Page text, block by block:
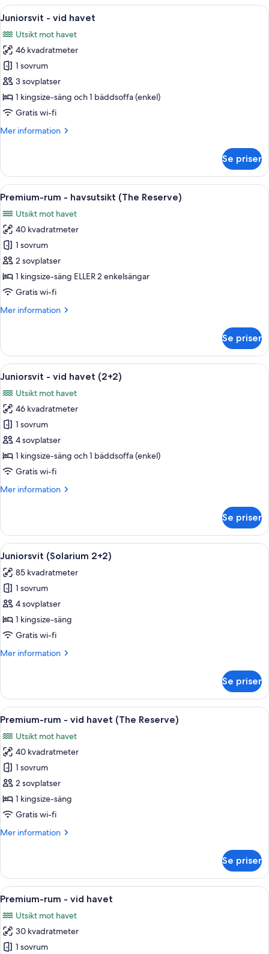
havsutsikt
Reserve
with
Solarium)
Öppna
alla
foton
för
Juniorsvit
-
vid
havet
Ett modernt sovrum med en stor
5
Juniorsvit - vid havet
Utsikt mot havet
46 kvadratmeter
1 sovrum
3 sovplatser
1 kingsize-säng och 1 bäddsoffa (enkel)
Gratis wi-fi
Mer information
Mer
-
vid
havet
Se priser
Öppna
alla
foton
för
Premium-
rum
-
havsutsikt
Reserve)
Ett modernt hotellrum med en stor
10
Premium-rum - havsutsikt (The Reserve)
Utsikt mot havet
40 kvadratmeter
1 sovrum
2 sovplatser
1 kingsize-säng ELLER 2 enkelsängar
Gratis wi-fi
Mer information
Mer
rum
havsutsikt
Reserve)
Se priser
Öppna
alla
foton
för
Juniorsvit
-
vid
havet
Ett modernt sovrum med en stor
5
Juniorsvit - vid havet (2+2)
Utsikt mot havet
46 kvadratmeter
1 sovrum
4 sovplatser
1 kingsize-säng och 1 bäddsoffa (enkel)
Gratis wi-fi
Mer information
Mer
-
vid
havet
Se priser
Öppna
alla
foton
för
Juniorsvit
(Solarium
2+2)
En takterrass med en sittgrupp, ett
4
Juniorsvit (Solarium 2+2)
85 kvadratmeter
1 sovrum
4 sovplatser
1 kingsize-säng
Gratis wi-fi
Mer information
Mer
(Solarium
2+2)
Se priser
Öppna
alla
foton
för
Premium-
rum
-
vid
(The
En balkong med ett bord och två
9
Premium-rum - vid havet (The Reserve)
Utsikt mot havet
40 kvadratmeter
1 sovrum
2 sovplatser
1 kingsize-säng
Gratis wi-fi
Mer information
Mer
rum
vid
(The
Reserve)
Se priser
Öppna
alla
foton
för
Premium-
Ett hotellrum med en stor säng, ett
8
Premium-rum - vid havet
Utsikt mot havet
30 kvadratmeter
1 sovrum